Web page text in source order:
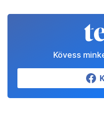
Kövess